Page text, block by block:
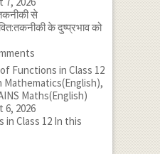
से
के दुष्प्रभाव को
Functions in Class 12
Mathematics(English),
Maths(English)
6, 2026
in Class 12 In this